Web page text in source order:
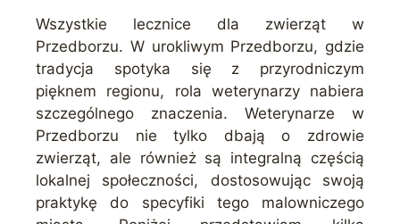
Wszystkie lecznice dla zwierząt w
Przedborzu. W urokliwym Przedborzu, gdzie
tradycja spotyka się z przyrodniczym
pięknem regionu, rola weterynarzy nabiera
szczególnego znaczenia. Weterynarze w
Przedborzu nie tylko dbają o zdrowie
zwierząt, ale również są integralną częścią
lokalnej społeczności, dostosowując swoją
praktykę do specyfiki tego malowniczego